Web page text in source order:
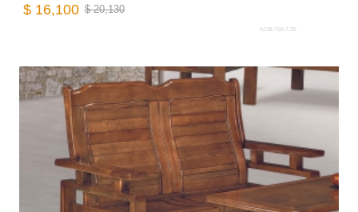
$ 16,100 $ 20,130
A108.759-7.25